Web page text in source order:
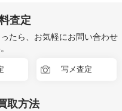
査定
たら、お気軽にお問い合わせ
写メ査定
取方法